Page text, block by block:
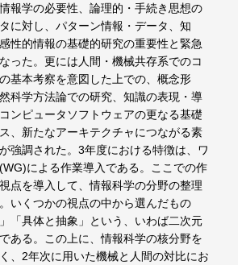
報学の必要性、論理的・手続き思想の
に対し、パターン情報・データ、知
性的情報の基礎的研究の重要性と緊急
った。更には人間・機械共存系でのコ
基本考察を意図した上での、概念形
科学方法論での研究、知識の表現・導
ンピュータソフトウェアの更なる基礎
、新たなアーキテクチャにつながる素
強調された。3年度における特徴は、ワ
による作業導入である。ここでの作
点を導入して、情報科学の分野の整理
いくつかの視点の中から選んだもの
「具体と抽象」という、いわば二次元
ある。この上に、情報科学の核分野を
、2年次に用いた機械と人間の対比にお